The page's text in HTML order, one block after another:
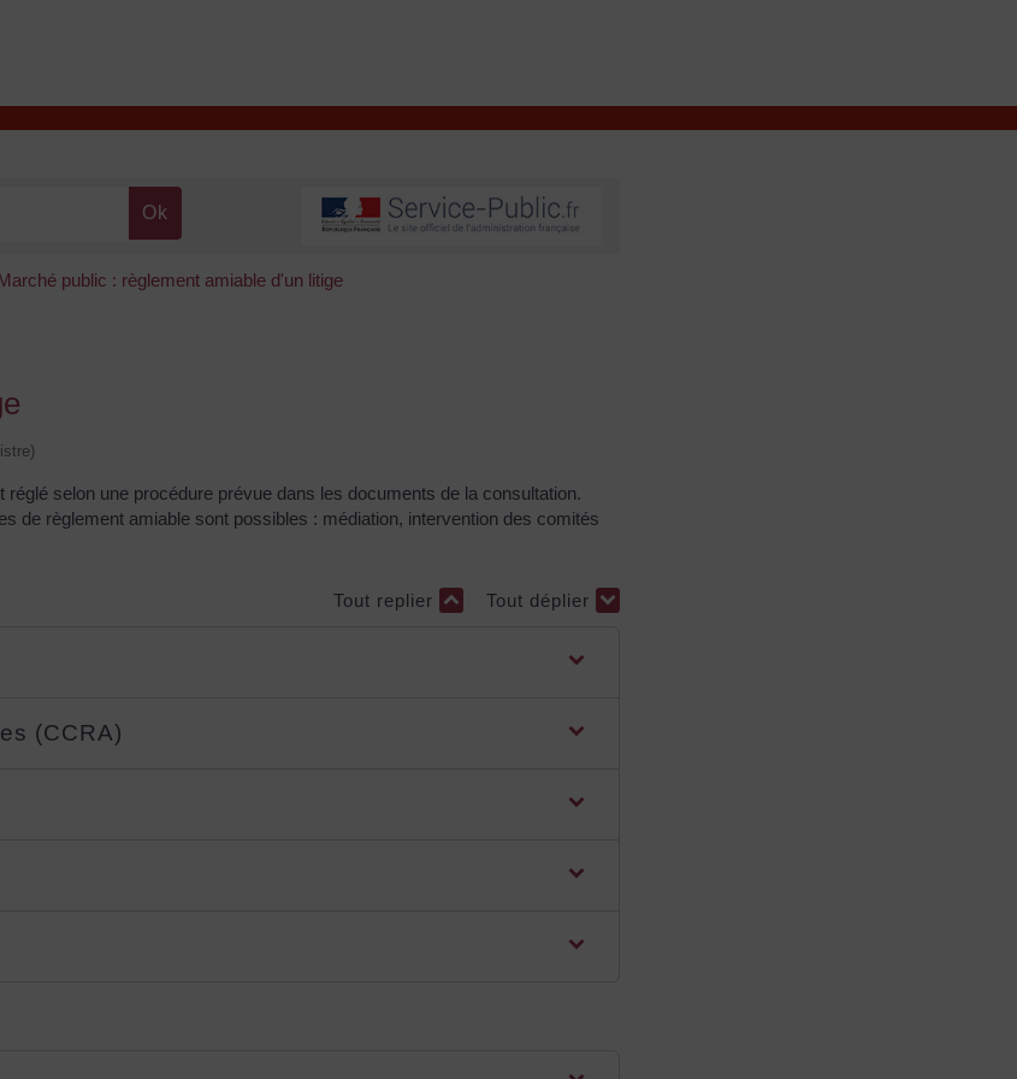
public : règlement amiable d'un litige
selon une procédure prévue dans les documents de la consultation.
de règlement amiable sont possibles : médiation, intervention des comités
Tout replier Tout déplier
(CCRA)